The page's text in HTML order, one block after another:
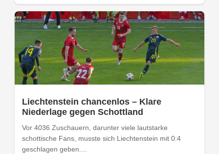
Liechtenstein chancenlos – Klare
Niederlage gegen Schottland
Vor 4036 Zuschauern, darunter viele lautstarke
schottische Fans, musste sich Liechtenstein mit 0:4
geschlagen geben....